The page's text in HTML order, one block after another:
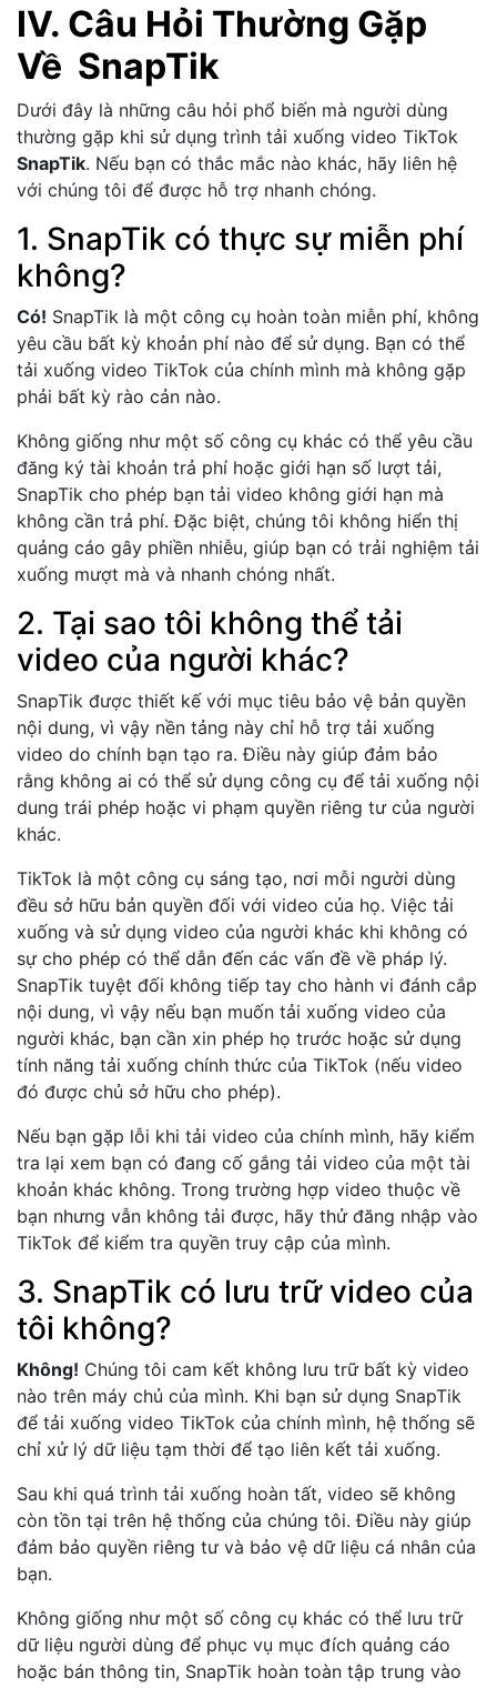
IV. Câu Hỏi Thường Gặp
Về SnapTik
Dưới đây là những câu hỏi phổ biến mà người dùng
thường gặp khi sử dụng trình tải xuống video TikTok
SnapTik. Nếu bạn có thắc mắc nào khác, hãy liên hệ
với chúng tôi để được hỗ trợ nhanh chóng.
1. SnapTik có thực sự miễn phí
không?
Có! SnapTik là một công cụ hoàn toàn miễn phí, không
yêu cầu bất kỳ khoản phí nào để sử dụng. Bạn có thể
tải xuống video TikTok của chính mình mà không gặp
phải bất kỳ rào cản nào.
Không giống như một số công cụ khác có thể yêu cầu
đăng ký tài khoản trả phí hoặc giới hạn số lượt tải,
SnapTik cho phép bạn tải video không giới hạn mà
không cần trả phí. Đặc biệt, chúng tôi không hiển thị
quảng cáo gây phiền nhiễu, giúp bạn có trải nghiệm tải
xuống mượt mà và nhanh chóng nhất.
2. Tại sao tôi không thể tải
video của người khác?
SnapTik được thiết kế với mục tiêu bảo vệ bản quyền
nội dung, vì vậy nền tảng này chỉ hỗ trợ tải xuống
video do chính bạn tạo ra. Điều này giúp đảm bảo
rằng không ai có thể sử dụng công cụ để tải xuống nội
dung trái phép hoặc vi phạm quyền riêng tư của người
khác.
TikTok là một công cụ sáng tạo, nơi mỗi người dùng
đều sở hữu bản quyền đối với video của họ. Việc tải
xuống và sử dụng video của người khác khi không có
sự cho phép có thể dẫn đến các vấn đề về pháp lý.
SnapTik tuyệt đối không tiếp tay cho hành vi đánh cắp
nội dung, vì vậy nếu bạn muốn tải xuống video của
người khác, bạn cần xin phép họ trước hoặc sử dụng
tính năng tải xuống chính thức của TikTok (nếu video
đó được chủ sở hữu cho phép).
Nếu bạn gặp lỗi khi tải video của chính mình, hãy kiểm
tra lại xem bạn có đang cố gắng tải video của một tài
khoản khác không. Trong trường hợp video thuộc về
bạn nhưng vẫn không tải được, hãy thử đăng nhập vào
TikTok để kiểm tra quyền truy cập của mình.
3. SnapTik có lưu trữ video của
tôi không?
Không! Chúng tôi cam kết không lưu trữ bất kỳ video
nào trên máy chủ của mình. Khi bạn sử dụng SnapTik
để tải xuống video TikTok của chính mình, hệ thống sẽ
chỉ xử lý dữ liệu tạm thời để tạo liên kết tải xuống.
Sau khi quá trình tải xuống hoàn tất, video sẽ không
còn tồn tại trên hệ thống của chúng tôi. Điều này giúp
đảm bảo quyền riêng tư và bảo vệ dữ liệu cá nhân của
bạn.
Không giống như một số công cụ khác có thể lưu trữ
dữ liệu người dùng để phục vụ mục đích quảng cáo
hoặc bán thông tin, SnapTik hoàn toàn tập trung vào